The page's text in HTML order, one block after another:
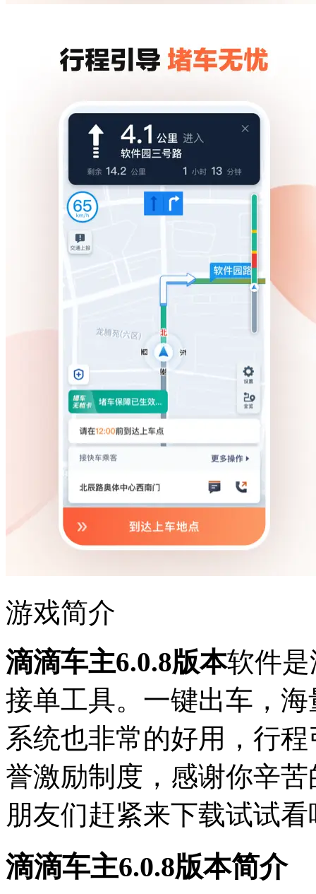
游戏简介
滴滴车主6.0.8版本软件
接单工具。一键出车，
系统也非常的好用，行
誉激励制度，感谢你辛
朋友们赶紧来下载试试看
滴滴车主6.0.8版本简介